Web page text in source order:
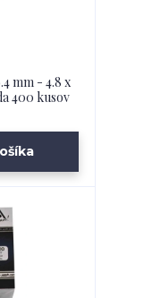
mm - 4.8 x
400 kusov